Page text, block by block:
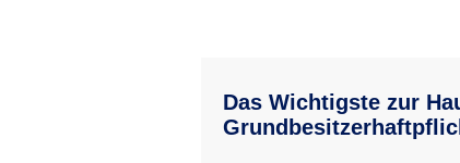
Das Wichtigste zur